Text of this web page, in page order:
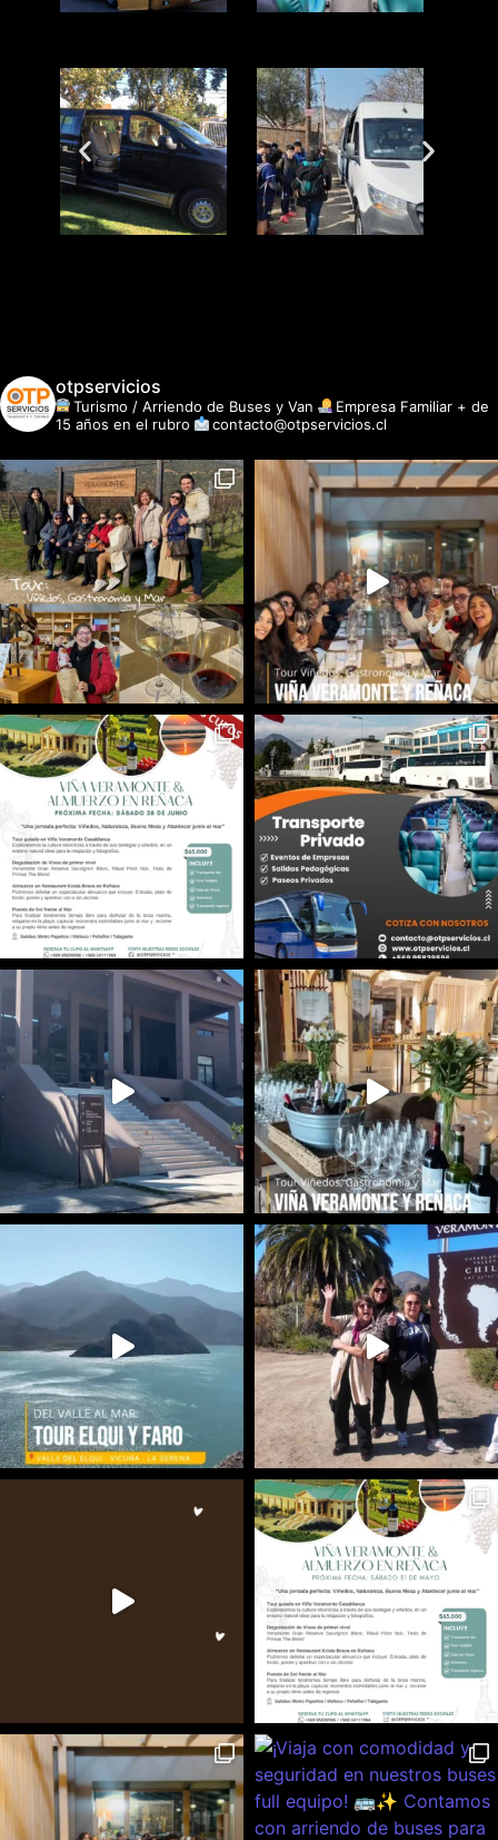
otpservicios
Turismo / Arriendo de Buses y Van
Empresa Familiar + de
15 años en el rubro
contacto@otpservicios.cl